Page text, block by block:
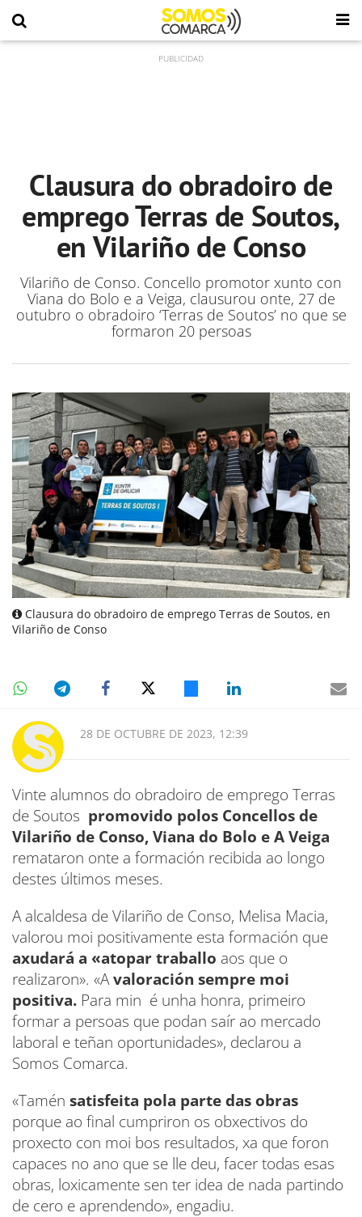
Clausura do obradoiro de
emprego Terras de Soutos,
en Vilariño de Conso
Vilariño de Conso. Concello promotor xunto con
Viana do Bolo e a Veiga, clausurou onte, 27 de
outubro o obradoiro ‘Terras de Soutos’ no que se
formaron 20 persoas
Clausura do obradoiro de emprego Terras de Soutos, en
Vilariño de Conso
28 DE OCTUBRE DE 2023, 12:39
Vinte alumnos do obradoiro de emprego Terras
de Soutos promovido polos Concellos de
Vilariño de Conso, Viana do Bolo e A Veiga
remataron onte a formación recibida ao longo
destes últimos meses.
A alcaldesa de Vilariño de Conso, Melisa Macia,
valorou moi positivamente esta formación que
axudará a «atopar traballo aos que o
realizaron». «Avaloración sempre moi
positiva. Para min é unha honra, primeiro
formar a persoas que podan saír ao mercado
laboral e teñan oportunidades», declarou a
Somos Comarca.
«Tamén satisfeita pola parte das obras
porque ao final cumpriron os obxectivos do
proxecto con moi bos resultados, xa que foron
capaces no ano que se lle deu, facer todas esas
obras, loxicamente sen ter idea de nada partindo
de cero e aprendendo», engadiu.